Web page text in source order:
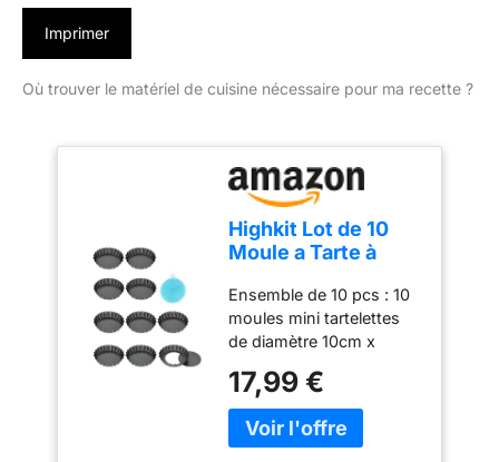
Imprimer
Où trouver le matériel de cuisine nécessaire pour ma recette ?
Highkit Lot de 10
Moule a Tarte à
Mini 10 cm X10
Ensemble de 10 pcs : 10
moules mini tartelettes
de diamètre 10cm x
pour faire des tartes,
tartes hachées, tartes
aux fruits, gâteaux au
17,99 €